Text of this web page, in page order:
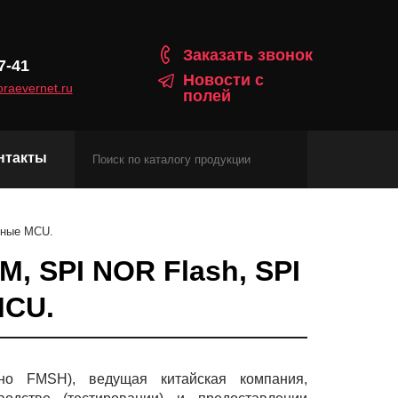
41
Заказать звонок
Новости с
полей
Навигационные модули
Модули с протоколом Matter
MCU.
SPI NOR Flash, SPI
FMSH), ведущая китайская компания,